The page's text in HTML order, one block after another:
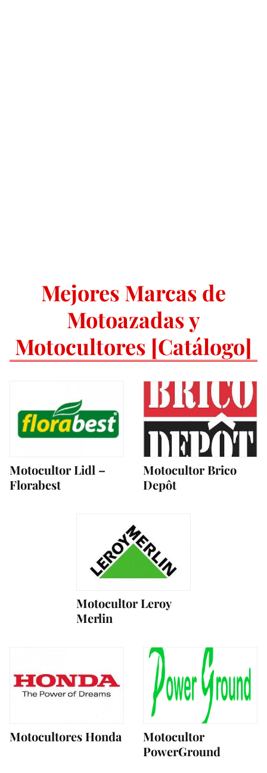
Mejores Marcas de
Motoazadas y
Motocultores [Catálogo]
Motocultor Lidl –
Florabest
Motocultor Brico
Depôt
Motocultor Leroy
Merlin
Motocultores Honda
Motocultor
PowerGround